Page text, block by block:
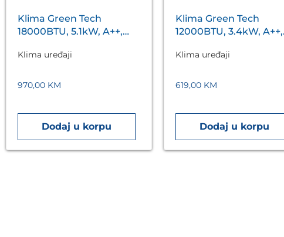
Klima Green Tech
18000BTU, 5.1kW, A++,
bijela
Klima uređaji
970,00 KM
Dodaj u korpu
Klima Green Tech
12000BTU, 3.4kW, A++,
grijačem, WiFi, bij.
Klima uređaji
619,00 KM
Dodaj u korpu